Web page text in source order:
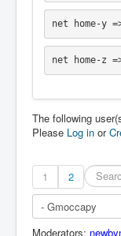
net home-y
net home-z
The following
Please Log in or
1 2
Moderators: